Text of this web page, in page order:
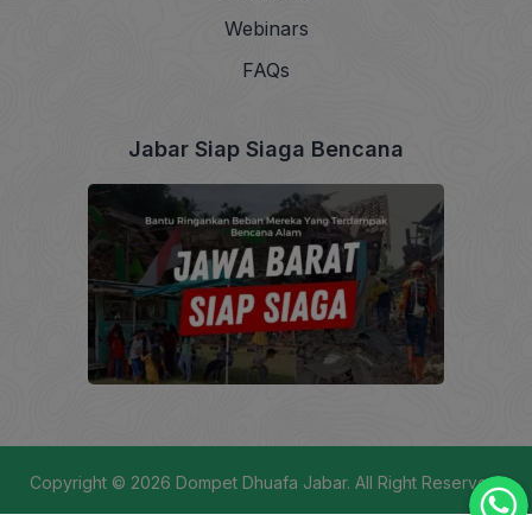
Webinars
FAQs
Jabar Siap Siaga Bencana
Copyright © 2026 Dompet Dhuafa Jabar. All Right Reserved.